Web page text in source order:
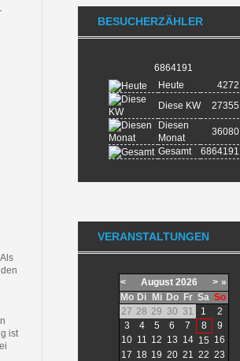
ist
BESUCHERZÄHLER
6864191
Heute
4272
Diese KW
27355
Diesen
Monat
36080
Gesamt
6864191
VERANSTALTUNGEN
< August 2026 > »
Mo Di Mi Do Fr Sa So
27 28 29 30 31 1
2
3
4 5 6 7 8
9
10 11 12 13 14 15 16
17 18 19 20 21 22 23